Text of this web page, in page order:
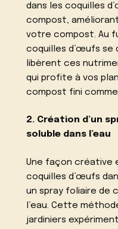
dans les coquilles
compost,
votre compost. Au
coquilles d’œufs se
libèrent ces
qui profite à vos
compost fini
2. Création d’un
soluble dans l’eau
Une façon créative
coquilles d’œufs
un spray foliaire de
l’eau. Cette
jardiniers